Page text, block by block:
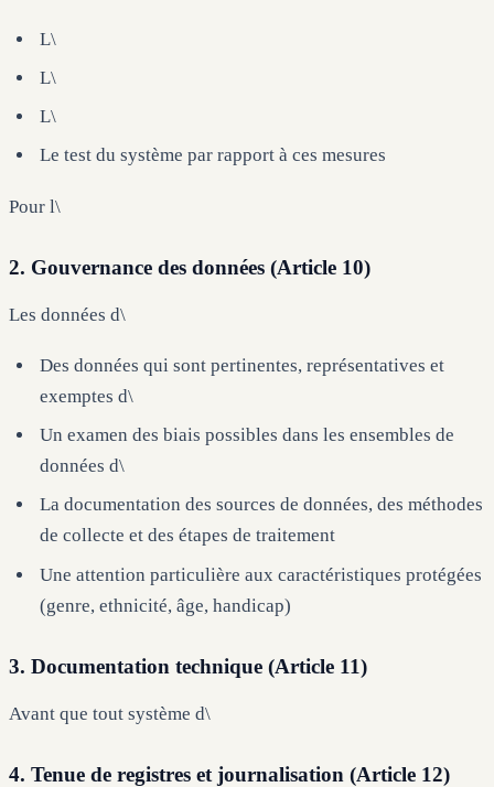
L\
L\
L\
Le test du système par rapport à ces mesures
Pour l\
2. Gouvernance des données (Article 10)
Les données d\
Des données qui sont pertinentes, représentatives et
exemptes d\
Un examen des biais possibles dans les ensembles de
données d\
La documentation des sources de données, des méthodes
de collecte et des étapes de traitement
Une attention particulière aux caractéristiques protégées
(genre, ethnicité, âge, handicap)
3. Documentation technique (Article 11)
Avant que tout système d\
4. Tenue de registres et journalisation (Article 12)